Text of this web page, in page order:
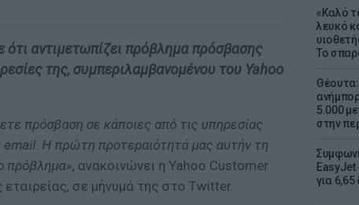
«Καλό
λευκό
Το
Θέουτα:
5.000
στην
EasyJet
για
ότι αντιμετωπίζει πρόβλημα πρόσβασης
της, συμπεριλαμβανομένου του Yahoo
πρόσβαση σε κάποιες από τις υπηρεσίας
email. Η πρώτη προτεραιότητά μας αυτήν τη
πρόβλημα», ανακοινώνει η Yahoo Customer
σε μήνυμά της στο Twitter.